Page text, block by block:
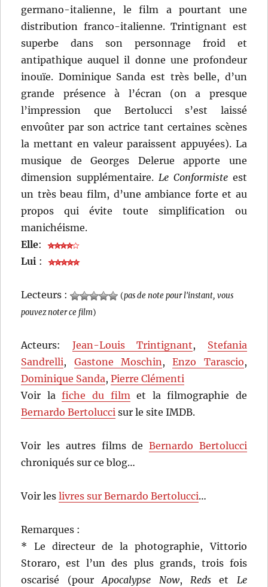
germano-italienne, le film a pourtant une
distribution franco-italienne. Trintignant est
superbe dans son personnage froid et
antipathique auquel il donne une profondeur
inouïe. Dominique Sanda est très belle, d’un
grande présence à l’écran (on a presque
l’impression que Bertolucci s’est laissé
envoûter par son actrice tant certaines scènes
la mettant en valeur paraissent appuyées). La
musique de Georges Delerue apporte une
dimension supplémentaire. Le Conformisteest
un très beau film, d’une ambiance forte et au
propos qui évite toute simplification ou
manichéisme.
Elle:
Lui :
Lecteurs : (pas de note pour l'instant, vous
pouvez noter ce film)
Acteurs: Jean-Louis Trintignant, Stefania
Sandrelli, Gastone Moschin,Enzo Tarascio,
Dominique Sanda,Pierre Clémenti
Voir lafiche du filmet la filmographie de
Bernardo Bertolucci sur le site IMDB.
Voir les autres films de Bernardo Bertolucci
chroniqués sur ce blog…
Voir leslivres sur Bernardo Bertolucci…
Remarques :
* Le directeur de la photographie, Vittorio
Storaro, est l’un des plus grands, trois fois
oscarisé (pourApocalypse Now, Redset Le